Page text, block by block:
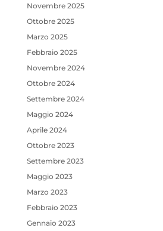
Novembre 2025
Ottobre 2025
Marzo 2025
Febbraio 2025
Novembre 2024
Ottobre 2024
Settembre 2024
Maggio 2024
Aprile 2024
Ottobre 2023
Settembre 2023
Maggio 2023
Marzo 2023
Febbraio 2023
Gennaio 2023